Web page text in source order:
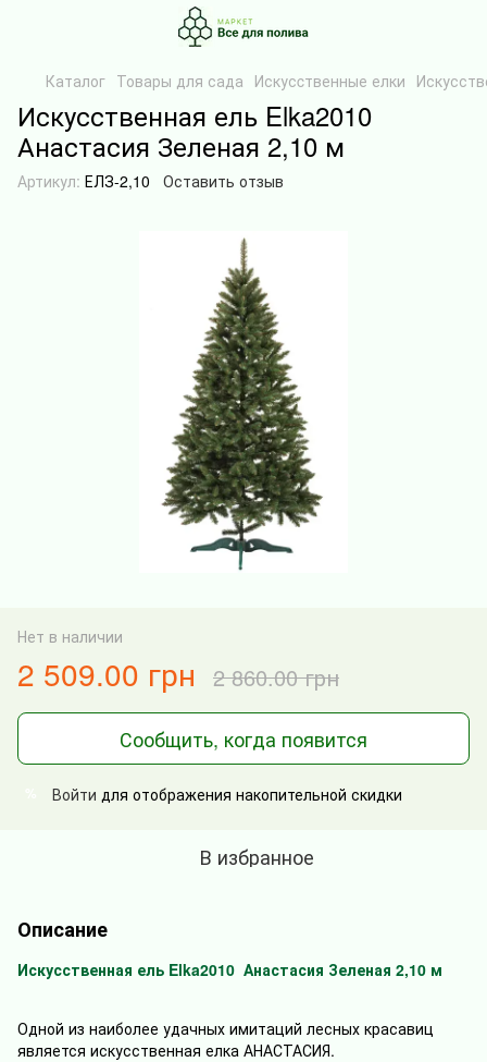
Каталог Товары для сада Искусcтвенные елки
Искусственная ель Elka2010
Анастасия Зеленая 2,10 м
Артикул: ЕЛЗ-2,10 Оставить отзыв
Нет в наличии
2 509.00 грн 2 860.00 грн
Сообщить, когда появится
Войти для отображения накопительной скидки
В избранное
Описание
Искусственная ель Elka2010 Анастасия Зеленая 2,10 м
Одной из наиболее удачных имитаций лесных красавиц
является искусственная елка АНАСТАСИЯ.